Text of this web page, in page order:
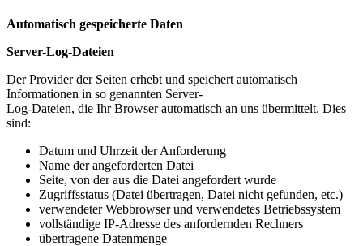
Automatisch gespeicherte Daten
Server-Log-Dateien
Der Provider der Seiten erhebt und speichert automatisch
Informationen in so genannten Server-
Log-Dateien, die Ihr Browser automatisch an uns übermittelt. Dies
sind:
Datum und Uhrzeit der Anforderung
Name der angeforderten Datei
Seite, von der aus die Datei angefordert wurde
Zugriffsstatus (Datei übertragen, Datei nicht gefunden, etc.)
verwendeter Webbrowser und verwendetes Betriebssystem
vollständige IP-Adresse des anfordernden Rechners
übertragene Datenmenge